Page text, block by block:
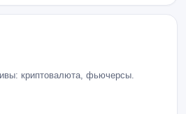
криптовалюта, фьючерсы.